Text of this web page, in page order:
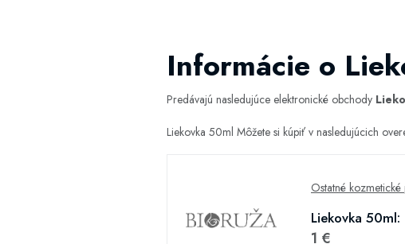
Informácie o
Predávajú nasledujúce elektronické obchody
Liekovka 50ml Môžete si kúpiť v nasledujúcich
Ostatné
Liekovka 50ml:
1 €